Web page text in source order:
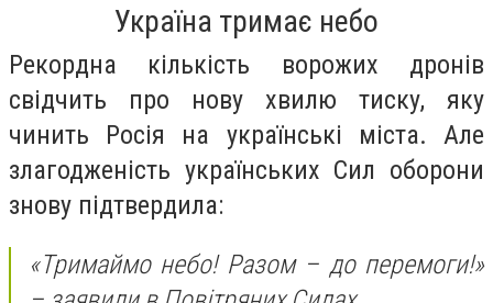
Україна тримає небо
Рекордна кількість ворожих дронів
свідчить про нову хвилю тиску, яку
чинить Росія на українські міста. Але
злагодженість українських Сил оборони
знову підтвердила:
«Тримаймо небо! Разом – до перемоги!»